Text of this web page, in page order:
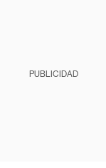
PUBLICIDAD